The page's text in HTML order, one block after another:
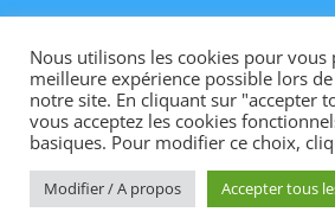
Copyright 2021 IConditions
VenteIContact
Site internet créé par
Nous utilisons les cookies pour vous
meilleure expérience possible lors
notre site. En cliquant sur "accepter
vous acceptez les cookies
basiques. Pour modifier ce choix,
Modifier / A propos Accepter tous